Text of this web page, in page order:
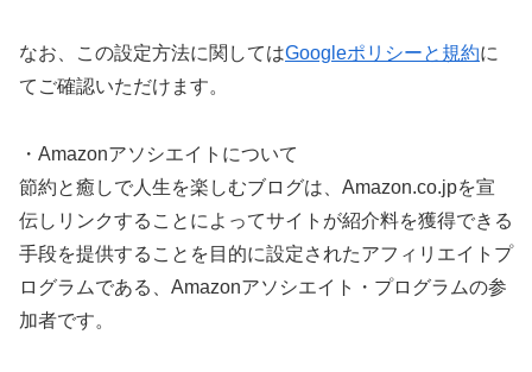
なお、この設定方法に関してはGoogleポリシーと規約に
てご確認いただけます。
・Amazonアソシエイトについて
節約と癒しで人生を楽しむブログは、Amazon.co.jpを宣
伝しリンクすることによってサイトが紹介料を獲得できる
手段を提供することを目的に設定されたアフィリエイトプ
ログラムである、Amazonアソシエイト・プログラムの参
加者です。